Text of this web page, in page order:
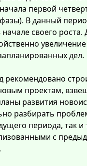
первой
В данный
начале своего роста.
дел.
рекомендовано
проектам,
развития
разбирать
периода, так и
с